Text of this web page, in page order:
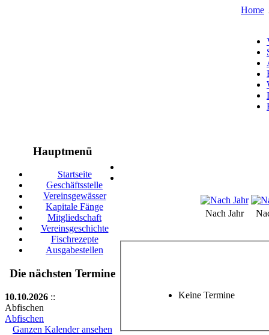
Home
Hauptmenü
Startseite
Geschäftsstelle
Vereinsgewässer
Kapitale Fänge
Mitgliedschaft
Vereinsgeschichte
Fischrezepte
Ausgabestellen
Die nächsten Termine
10.10.2026 ::
Abfischen
Abfischen
Ganzen Kalender ansehen
Nach Jahr
Keine Termine